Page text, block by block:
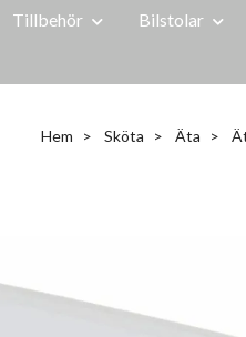
Tillbehör Bilstolar
Hem Sköta Äta